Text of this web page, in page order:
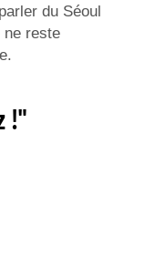
du Séoul
ne reste
!"